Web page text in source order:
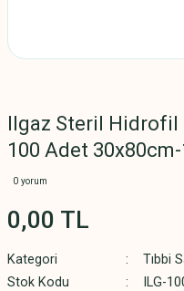
Ilgaz Steril Hidrofil
100 Adet
0 yorum
0,00 TL
Kategori
Tıbbi
Stok Kodu
ILG-